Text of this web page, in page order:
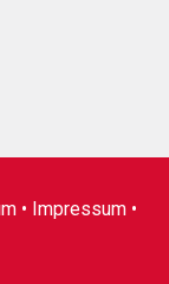
• Impressum•